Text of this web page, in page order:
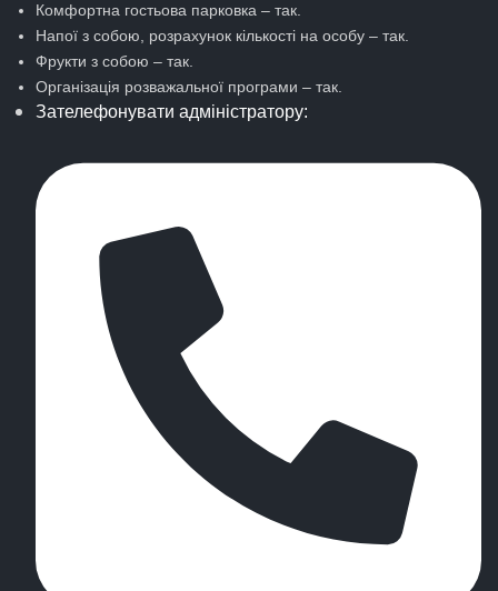
Комфортна гостьова парковка – так.
Напої з собою, розрахунок кількості на особу – так.
Фрукти з собою – так.
Організація розважальної програми – так.
Зателефонувати адміністратору: